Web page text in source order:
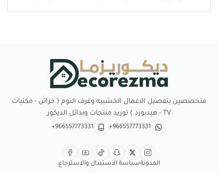
متخصصين بتفصيل الاعمال الخشبيه وغرف النوم ( خزائن - مكتبات
TV - هيدبورد ) توريد منتجات وبدائل الديكور
+966557773331
+966557773331
المدونةسياسة الاستبدال والاسترجاع